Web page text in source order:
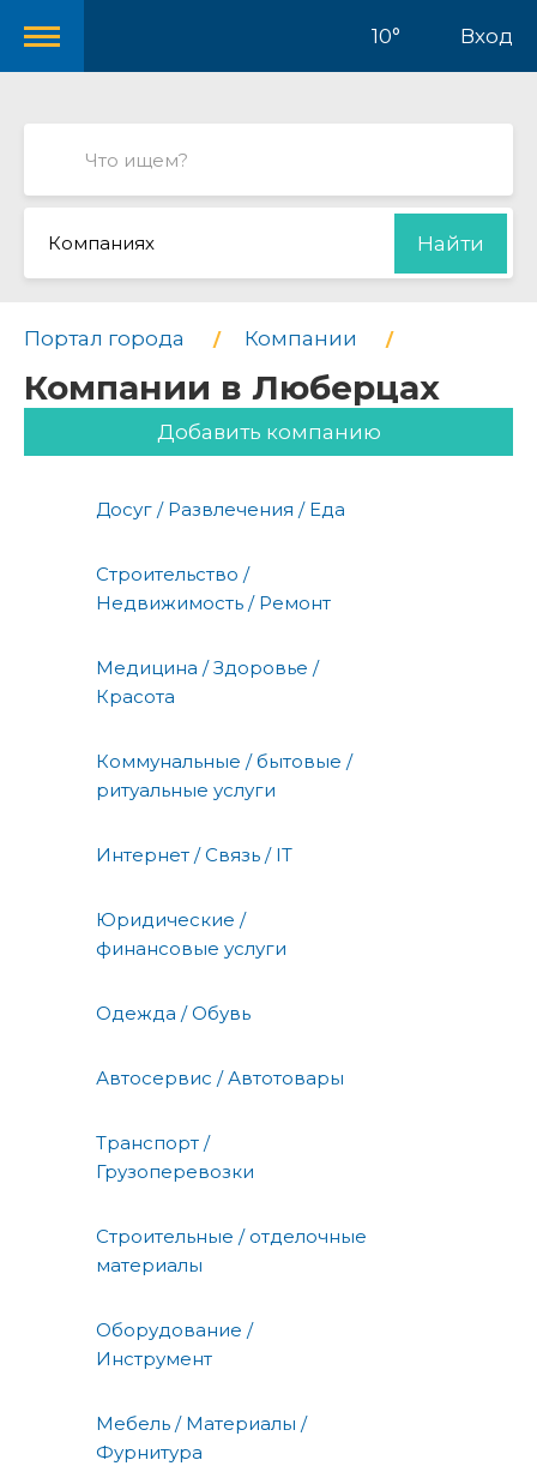
10° Вход
Компаниях Найти
Портал города Компании
Компании в Люберцах
Добавить компанию
Досуг / Развлечения / Еда
Строительство /
Недвижимость / Ремонт
Медицина / Здоровье /
Красота
Коммунальные / бытовые /
ритуальные услуги
Интернет / Связь / IT
Юридические /
финансовые услуги
Одежда / Обувь
Автосервис / Автотовары
Транспорт /
Грузоперевозки
Строительные / отделочные
материалы
Оборудование /
Инструмент
Мебель / Материалы /
Фурнитура